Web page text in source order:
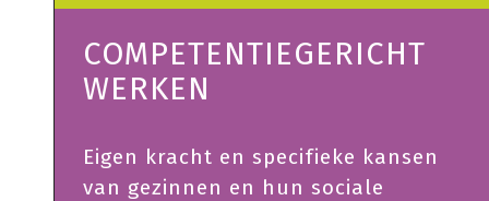
COMPETENTIEGERICHT
WERKEN
Eigen kracht en specifieke kansen
van gezinnen en hun sociale